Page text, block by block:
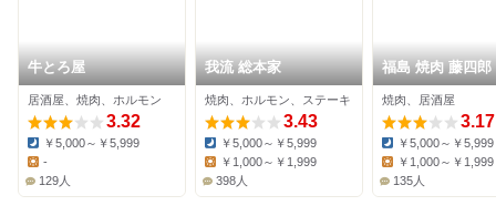
牛とろ屋
居酒屋、焼肉、ホルモン
3.32
Dinner:
￥5,000～￥5,999
-
129人
我流 総本家
焼肉、ホルモン、ステーキ
3.43
Dinner:
￥5,000～￥5,999
￥1,000～￥1,999
398人
福島 焼肉 藤四郎
焼肉、居酒屋
3.17
Dinner:
￥5,000～￥5,999
￥1,000～￥1,999
135人